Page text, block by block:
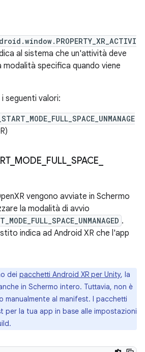
al sistema che un'attività deve
modalità specifica quando viene
seguenti valori:
_ MODE FULL SPACE
vengono avviate in Schermo
la modalità di avvio
.
indica ad Android XR che l'app
dei pacchetti Android XR per Unity, la
in Schermo intero. Tuttavia, non è
manualmente al manifest. I pacchetti
per la tua app in base alle impostazioni